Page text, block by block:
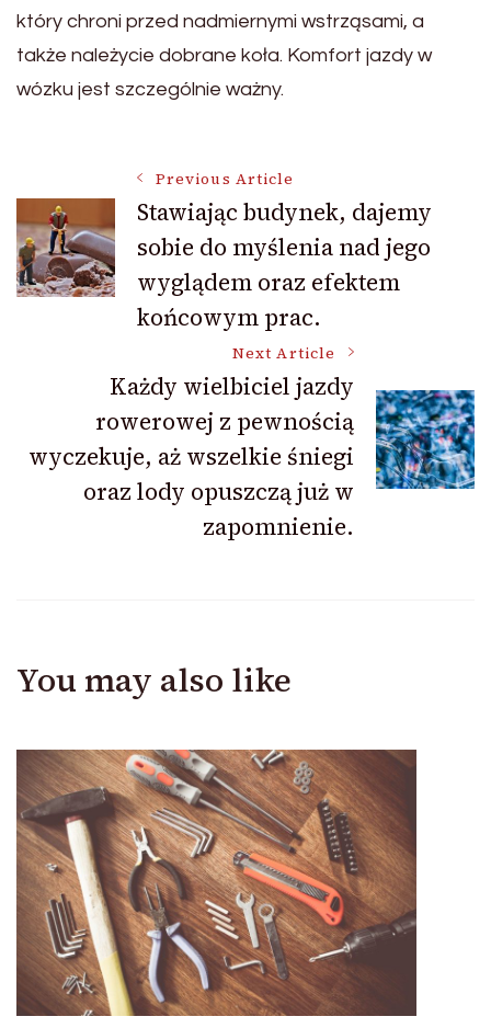
który chroni przed nadmiernymi wstrząsami, a
także należycie dobrane koła. Komfort jazdy w
wózku jest szczególnie ważny.
Post
Navigation
Previous Article
Stawiając budynek, dajemy
sobie do myślenia nad jego
wyglądem oraz efektem
końcowym prac.
Next Article
Każdy wielbiciel jazdy
rowerowej z pewnością
wyczekuje, aż wszelkie śniegi
oraz lody opuszczą już w
zapomnienie.
You may also like